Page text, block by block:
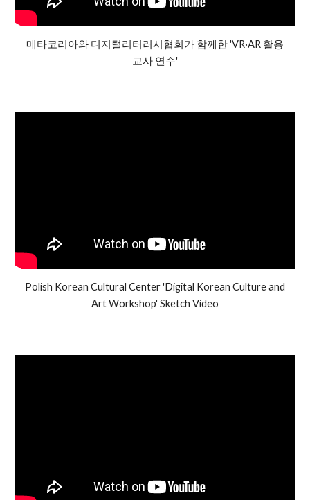
메타코리아와 디지털리터러시협회가 함께한 'VR·AR 활용
교사 연수'
Polish Korean Cultural Center 'Digital Korean Culture and
Art Workshop' Sketch Video